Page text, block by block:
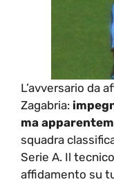
L’avversario da
Zagabria:
ma
squadra
Serie A. Il
affidamento su